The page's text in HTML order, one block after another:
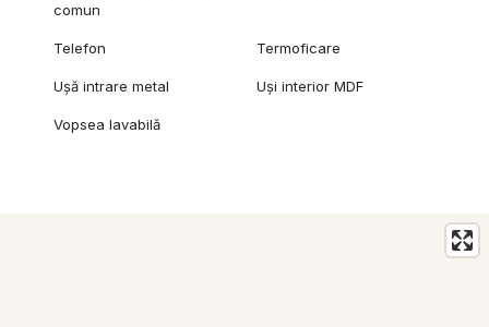
comun
Telefon Termoficare
Ușă intrare metal Uși interior MDF
Vopsea lavabilă